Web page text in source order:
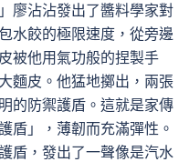
廖沾沾發出了醬料學家對
水餃的極限速度，從旁邊
被他用氣功般的捏製手
麵皮。他猛地擲出，兩張
的防禦護盾。這就是家傳
盾」，薄韌而充滿彈性。
盾，發出了一聲像是汽水